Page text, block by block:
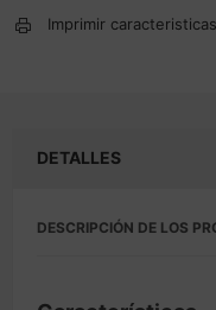
Imprimir caracteristicas
DETALLES
DESCRIPCIÓN DE LOS